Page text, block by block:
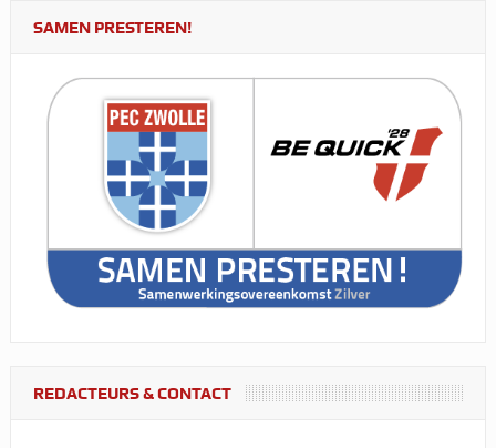
SAMEN PRESTEREN!
REDACTEURS & CONTACT